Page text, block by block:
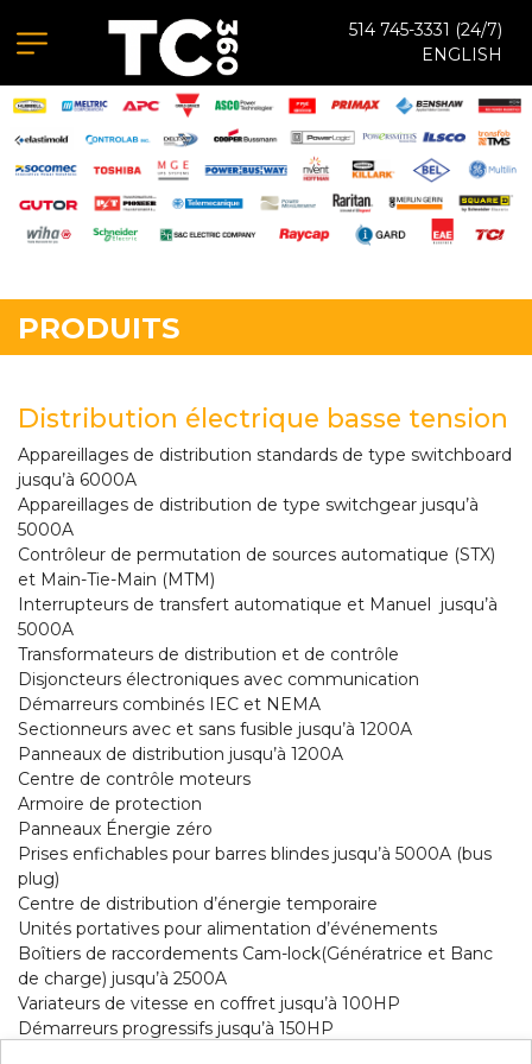
514 745-3331 (24/7)
ENGLISH
PRODUITS
Distribution électrique basse tension
Appareillages de distribution standards de type switchboard
jusqu’à 6000A
Appareillages de distribution de type switchgear jusqu’à
5000A
Contrôleur de permutation de sources automatique (STX)
et Main-Tie-Main (MTM)
Interrupteurs de transfert automatique et Manuel jusqu’à
5000A
Transformateurs de distribution et de contrôle
Disjoncteurs électroniques avec communication
Démarreurs combinés IEC et NEMA
Sectionneurs avec et sans fusible jusqu’à 1200A
Panneaux de distribution jusqu’à 1200A
Centre de contrôle moteurs
Armoire de protection
Panneaux Énergie zéro
Prises enfichables pour barres blindes jusqu’à 5000A (bus
plug)
Centre de distribution d’énergie temporaire
Unités portatives pour alimentation d’événements
Boîtiers de raccordements Cam-lock(Génératrice et Banc
de charge) jusqu’à 2500A
Variateurs de vitesse en coffret jusqu’à 100HP
Démarreurs progressifs jusqu’à 150HP